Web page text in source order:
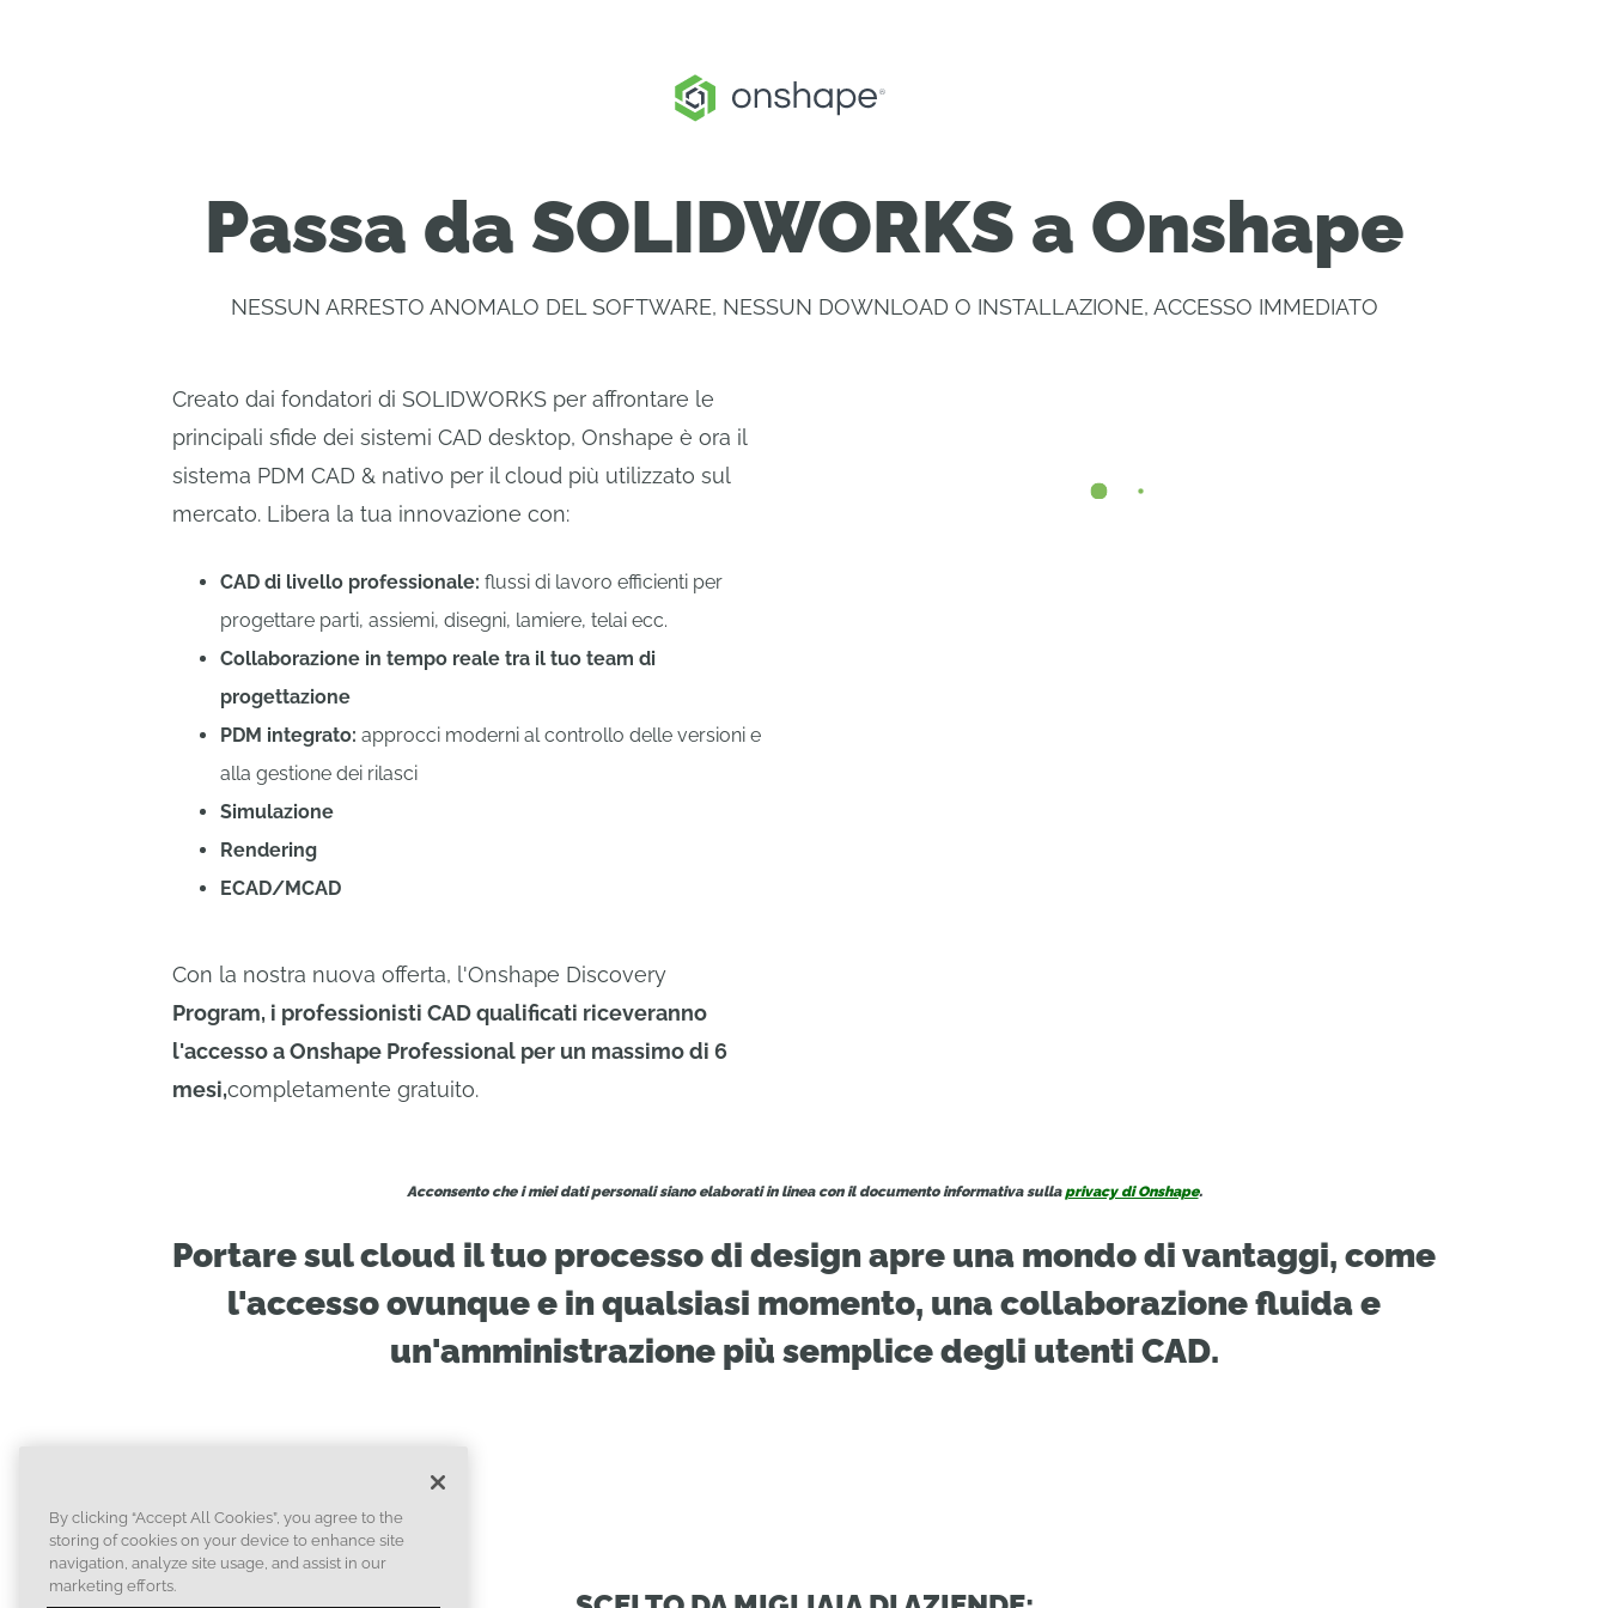
Passa da SOLIDWORKS a Onshape
NESSUN ARRESTO ANOMALO DEL SOFTWARE, NESSUN DOWNLOAD O INSTALLAZIONE, ACCESSO IMMEDIATO
Creato dai fondatori di SOLIDWORKS per affrontare le
principali sfide dei sistemi CAD desktop, Onshape è ora il
sistema PDM CAD & nativo per il cloud più utilizzato sul
mercato. Libera la tua innovazione con:
CAD di livello professionale: flussi di lavoro efficienti per
progettare parti, assiemi, disegni, lamiere, telai ecc.
Collaborazione in tempo reale tra il tuo team di
progettazione
PDM integrato: approcci moderni al controllo delle versioni e
alla gestione dei rilasci
Simulazione
Rendering
ECAD/MCAD
Con la nostra nuova offerta, l'Onshape Discovery
Program, i professionisti CAD qualificati riceveranno
l'accesso a Onshape Professional per un massimo di 6
mesi,completamente gratuito.
Acconsento che i miei dati personali siano elaborati in linea con il documento informativa sullaprivacy di Onshape.
Portare sul cloud il tuo processo di design apre una mondo di vantaggi, come
l'accesso ovunque e in qualsiasi momento, una collaborazione fluida e
un'amministrazione più semplice degli utenti CAD.
By clicking “Accept All Cookies”, you agree to the
storing of cookies on your device to enhance site
navigation, analyze site usage, and assist in our
marketing efforts.